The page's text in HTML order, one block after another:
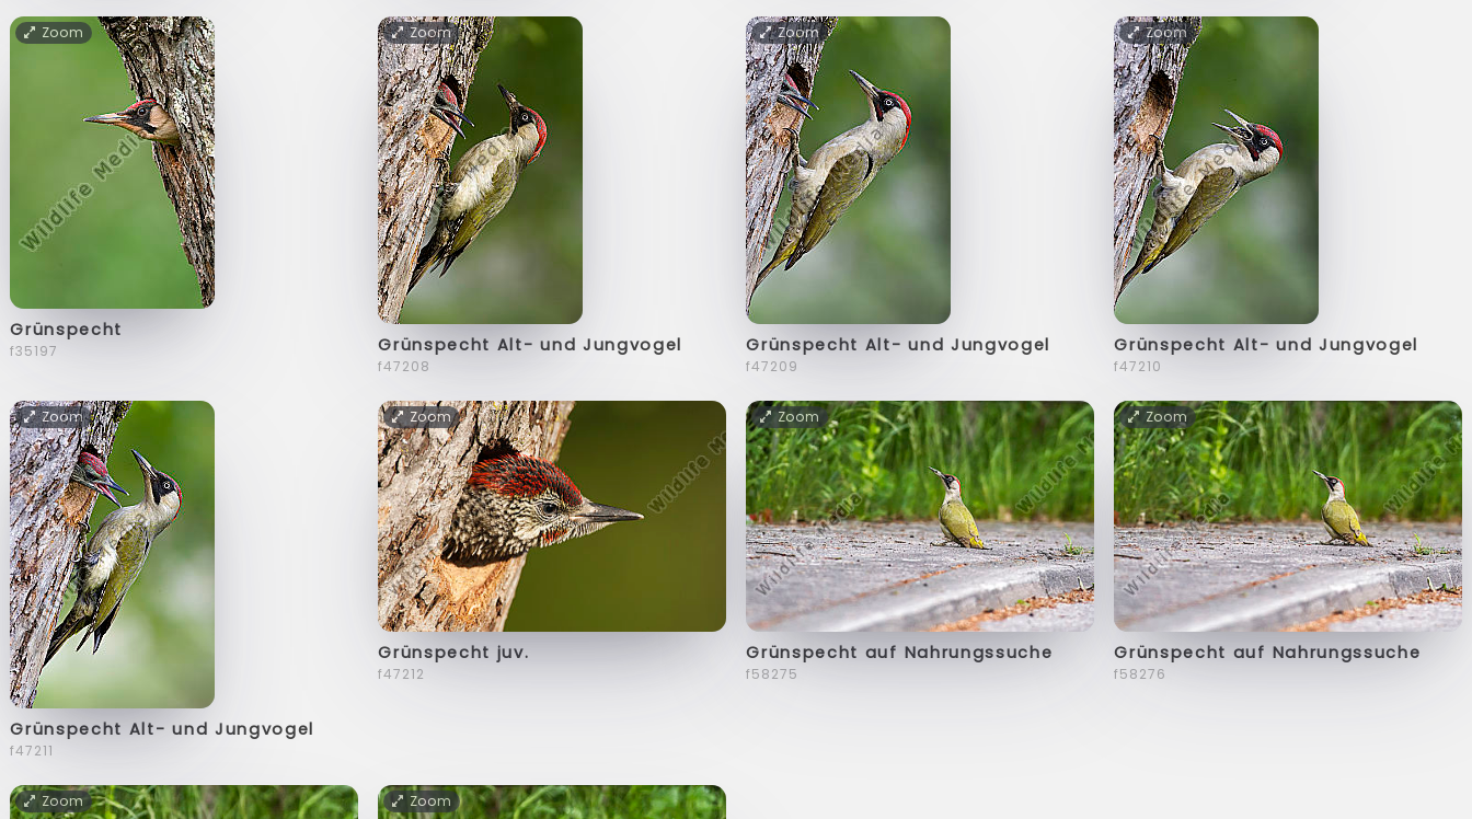
Zoom
Grünspecht
f35197
Zoom
Grünspecht Alt- und Jungvogel
f47208
Zoom
Grünspecht Alt- und Jungvogel
f47209
Zoom
Grünspecht Alt- und Jungvogel
f47210
Zoom
Grünspecht Alt- und Jungvogel
f47211
Zoom
Grünspecht juv.
f47212
Zoom
Grünspecht auf Nahrungssuche
f58275
Zoom
Grünspecht auf Nahrungssuche
f58276
Zoom Zoom